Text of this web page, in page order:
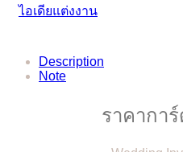
ไอเดียแต่งงาน
Description
Note
ราคากา